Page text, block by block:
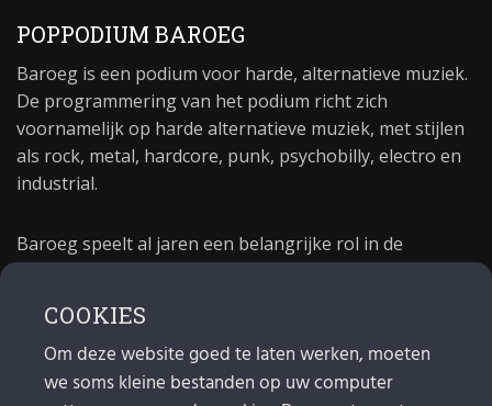
POPPODIUM BAROEG
Baroeg is een podium voor harde, alternatieve muziek.
De programmering van het podium richt zich
voornamelijk op harde alternatieve muziek, met stijlen
als rock, metal, hardcore, punk, psychobilly, electro en
industrial.
Baroeg speelt al jaren een belangrijke rol in de
poppodium 40 jaar.
MAIL
COOKIES
Om deze website goed te laten werken, moeten
we soms kleine bestanden op uw computer